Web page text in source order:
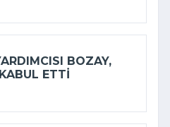
BOZAY,
ETTI